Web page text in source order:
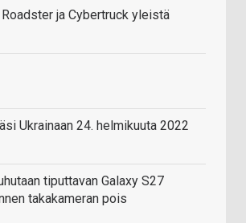
Roadster ja Cybertruck yleistä
Ukrainaan 24. helmikuuta 2022
tiputtavan Galaxy S27
takakameran pois